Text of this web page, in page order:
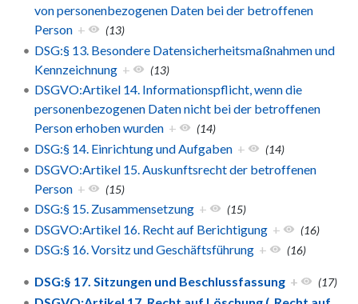
von personenbezogenen Daten bei der betroffenen
Person + (13)
DSG:§ 13. Besondere Datensicherheitsmaßnahmen und
Kennzeichnung + (13)
DSGVO:Artikel 14. Informationspflicht, wenn die
personenbezogenen Daten nicht bei der betroffenen
Person erhoben wurden + (14)
DSG:§ 14. Einrichtung und Aufgaben + (14)
DSGVO:Artikel 15. Auskunftsrecht der betroffenen
Person + (15)
DSG:§ 15. Zusammensetzung + (15)
DSGVO:Artikel 16. Recht auf Berichtigung + (16)
DSG:§ 16. Vorsitz und Geschäftsführung + (16)
DSG:§ 17. Sitzungen und Beschlussfassung + (17)